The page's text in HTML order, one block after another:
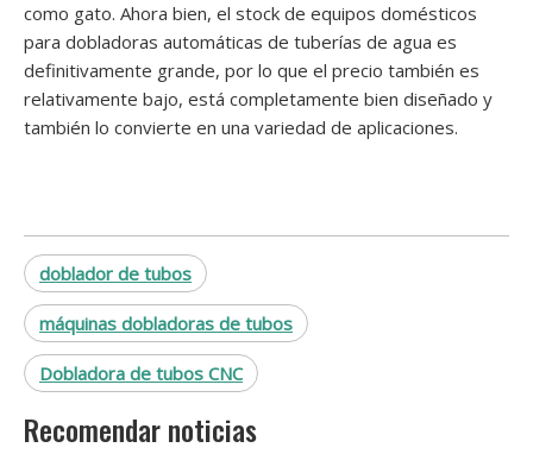
como gato. Ahora bien, el stock de equipos domésticos
para dobladoras automáticas de tuberías de agua es
definitivamente grande, por lo que el precio también es
relativamente bajo, está completamente bien diseñado y
también lo convierte en una variedad de aplicaciones.
doblador de tubos
máquinas dobladoras de tubos
Dobladora de tubos CNC
Recomendar noticias